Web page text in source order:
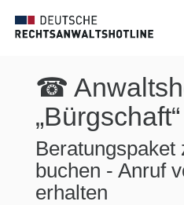
☎
„Bürgschaft“
Beratungspaket
buchen - Anruf
erhalten